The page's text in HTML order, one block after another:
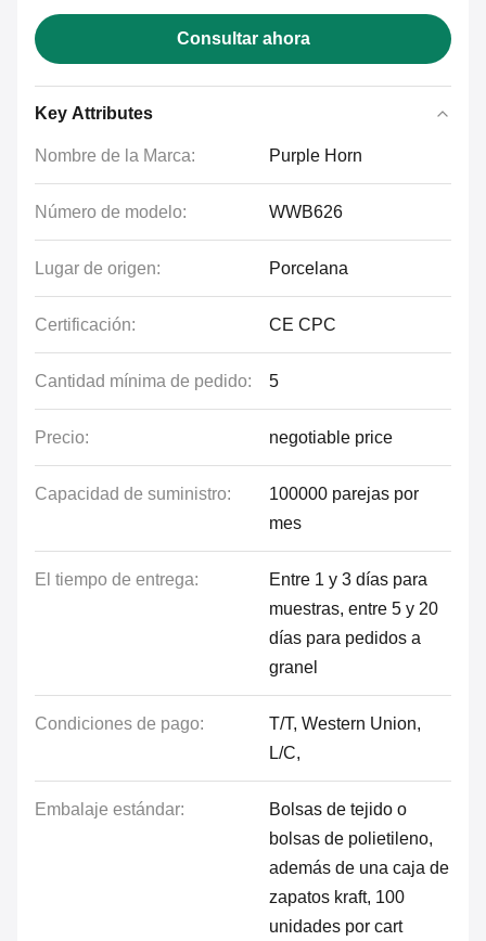
Consultar ahora
Key Attributes
Nombre de la Marca: Purple Horn
Número de modelo: WWB626
Lugar de origen: Porcelana
Certificación: CE CPC
Cantidad mínima de pedido: 5
Precio: negotiable price
Capacidad de suministro:
100000 parejas por
mes
El tiempo de entrega:
Entre 1 y 3 días para
muestras, entre 5 y 20
días para pedidos a
granel
Condiciones de pago:
T/T, Western Union,
L/C,
Embalaje estándar:
Bolsas de tejido o
bolsas de polietileno,
además de una caja de
zapatos kraft, 100
unidades por cart